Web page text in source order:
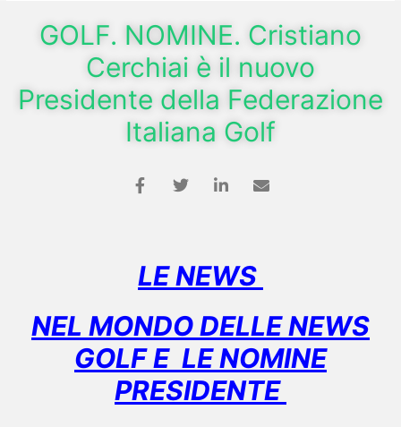
GOLF. NOMINE. Cristiano
Cerchiai è il nuovo
Presidente della Federazione
Italiana Golf
LE NEWS
NEL MONDO DELLE NEWS
GOLF E LE NOMINE
PRESIDENTE